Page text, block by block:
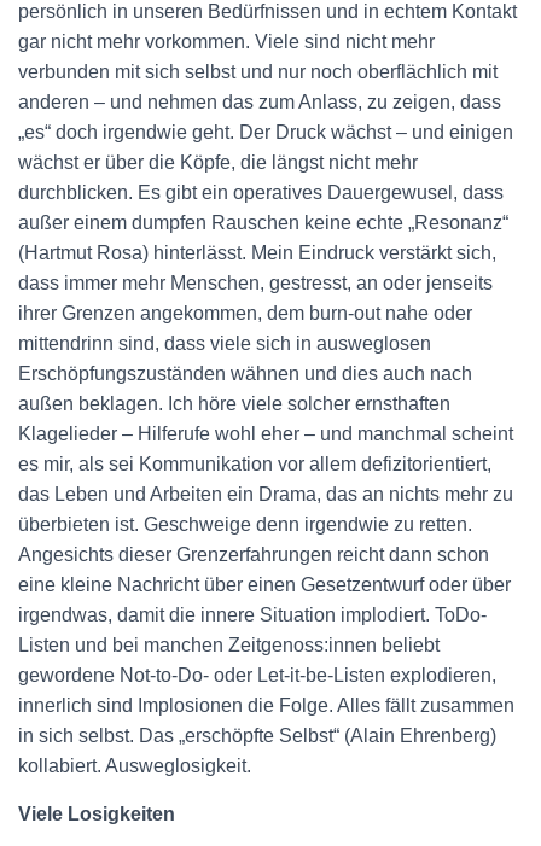
persönlich in unseren Bedürfnissen und in echtem Kontakt
gar nicht mehr vorkommen. Viele sind nicht mehr
verbunden mit sich selbst und nur noch oberflächlich mit
anderen – und nehmen das zum Anlass, zu zeigen, dass
„es“ doch irgendwie geht. Der Druck wächst – und einigen
wächst er über die Köpfe, die längst nicht mehr
durchblicken. Es gibt ein operatives Dauergewusel, dass
außer einem dumpfen Rauschen keine echte „Resonanz“
(Hartmut Rosa) hinterlässt. Mein Eindruck verstärkt sich,
dass immer mehr Menschen, gestresst, an oder jenseits
ihrer Grenzen angekommen, dem burn-out nahe oder
mittendrinn sind, dass viele sich in ausweglosen
Erschöpfungszuständen wähnen und dies auch nach
außen beklagen. Ich höre viele solcher ernsthaften
Klagelieder – Hilferufe wohl eher – und manchmal scheint
es mir, als sei Kommunikation vor allem defizitorientiert,
das Leben und Arbeiten ein Drama, das an nichts mehr zu
überbieten ist. Geschweige denn irgendwie zu retten.
Angesichts dieser Grenzerfahrungen reicht dann schon
eine kleine Nachricht über einen Gesetzentwurf oder über
irgendwas, damit die innere Situation implodiert. ToDo-
Listen und bei manchen Zeitgenoss:innen beliebt
gewordene Not-to-Do- oder Let-it-be-Listen explodieren,
innerlich sind Implosionen die Folge. Alles fällt zusammen
in sich selbst. Das „erschöpfte Selbst“ (Alain Ehrenberg)
kollabiert. Ausweglosigkeit.
Viele Losigkeiten